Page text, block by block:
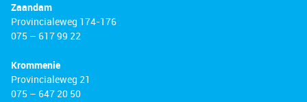
Zaandam
Provincialeweg 174-176
075 – 617 99 22
Krommenie
Provincialeweg 21
075 – 647 20 50